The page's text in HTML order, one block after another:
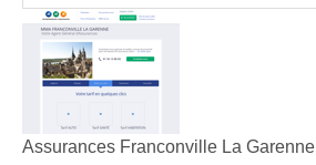
Assurances Franconville La Garenne